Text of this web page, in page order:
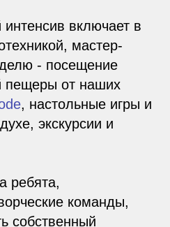
включает в
мастер-
- посещение
пещеры от наших
, настольные игры и
экскурсии и
ребята,
команды,
собственный